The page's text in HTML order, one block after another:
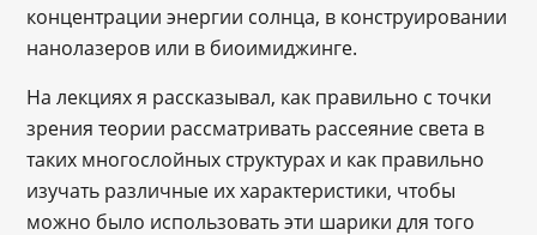
концентрации энергии солнца, в конструировании
нанолазеров или в биоимиджинге.
На лекциях я рассказывал, как правильно с точки
зрения теории рассматривать рассеяние света в
таких многослойных структурах и как правильно
изучать различные их характеристики, чтобы
можно было использовать эти шарики для того